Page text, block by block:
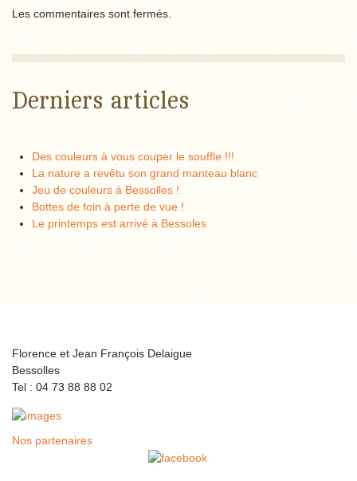
Les commentaires sont fermés.
Derniers articles
Des couleurs à vous couper le souffle !!!
La nature a revêtu son grand manteau blanc
Jeu de couleurs à Bessolles !
Bottes de foin à perte de vue !
Le printemps est arrivé à Bessoles
Florence et Jean François Delaigue
Bessolles
Tel : 04 73 88 88 02
Nos partenaires